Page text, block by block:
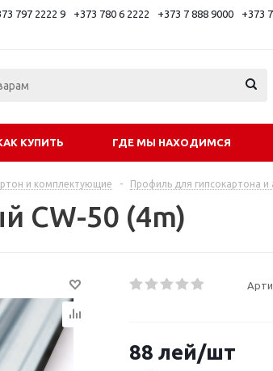
797 2222 9 +373 780 6 2222 +373 7 888 9000 +373
КУПИТЬ ГДЕ МЫ НАХОДИМСЯ
и комплектующие - Профиль для гипсокартона и
CW-50 (4m)
88 лей/шт